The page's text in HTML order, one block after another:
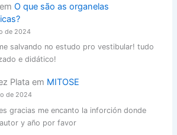
O que são as organelas
de 2024
salvando no estudo pro vestibular! tudo
e didático!
Plata em MITOSE
de 2024
gracias me encanto la inforción donde
y año por favor